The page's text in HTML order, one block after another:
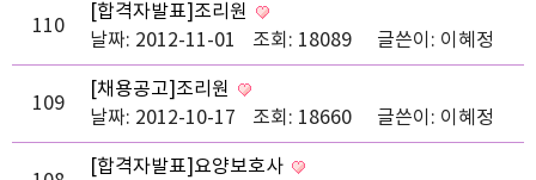
110
[합격자발표]조리원
날짜: 2012-11-01
조회: 18089 글쓴이: 이혜정
109
[채용공고]조리원
날짜: 2012-10-17
조회: 18660 글쓴이: 이혜정
[합격자발표]요양보호사